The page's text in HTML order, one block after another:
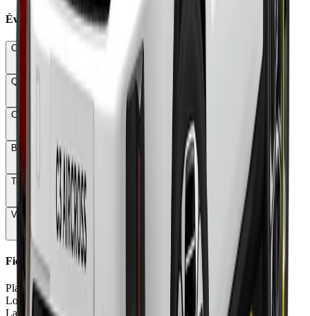
Évaluations Détaillées
Conduite & Maniabilité
Qualité & Finition
Confort
Budget total72
Technologie 82
Vie à bord 80
Fiche Technique
Places5 places
Longueur4.24
Largeur
1.80